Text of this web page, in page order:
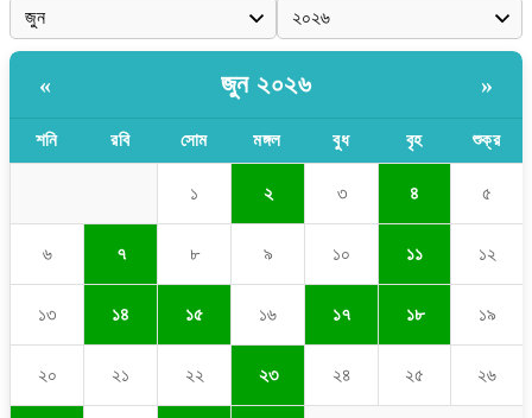
« জুন ২০২৬ »
শনি রবি সোম মঙ্গল বুধ বৃহ শুক্র
১ ২ ৩ ৪ ৫
৬ ৭ ৮ ৯ ১০ ১১ ১২
১৩ ১৪ ১৫ ১৬ ১৭ ১৮ ১৯
২০ ২১ ২২ ২৩ ২৪ ২৫ ২৬